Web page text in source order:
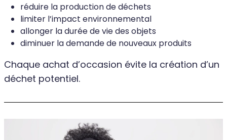
réduire la production de déchets
limiter l’impact environnemental
allonger la durée de vie des objets
diminuer la demande de nouveaux produits
Chaque achat d’occasion évite la création d’un
déchet potentiel.